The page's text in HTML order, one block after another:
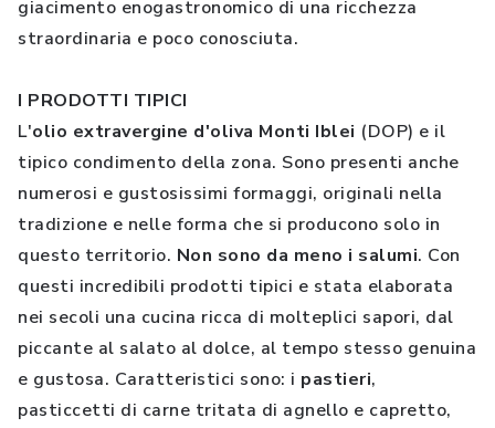
giacimento enogastronomico di una ricchezza
straordinaria e poco conosciuta.
I PRODOTTI TIPICI
L'olio extravergine d'oliva Monti Iblei (DOP) e il
tipico condimento della zona. Sono presenti anche
numerosi e gustosissimi formaggi, originali nella
tradizione e nelle forma che si producono solo in
questo territorio. Non sono da meno i salumi. Con
questi incredibili prodotti tipici e stata elaborata
nei secoli una cucina ricca di molteplici sapori, dal
piccante al salato al dolce, al tempo stesso genuina
e gustosa. Caratteristici sono: i pastieri,
pasticcetti di carne tritata di agnello e capretto,